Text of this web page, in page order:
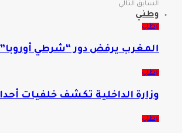
السابق التالي
وطني
وطني
المغرب يرفض دور “شرطي
وطني
وزارة الداخلية تكشف خلفيات
وطني